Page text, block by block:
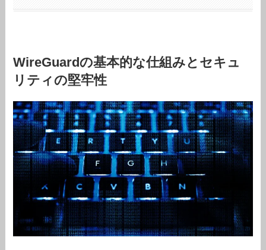
WireGuardの基本的な仕組みとセキュ
リティの堅牢性